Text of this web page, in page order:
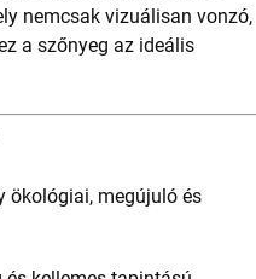
nemcsak vizuálisan vonzó,
a szőnyeg az ideális
ökológiai, megújuló és